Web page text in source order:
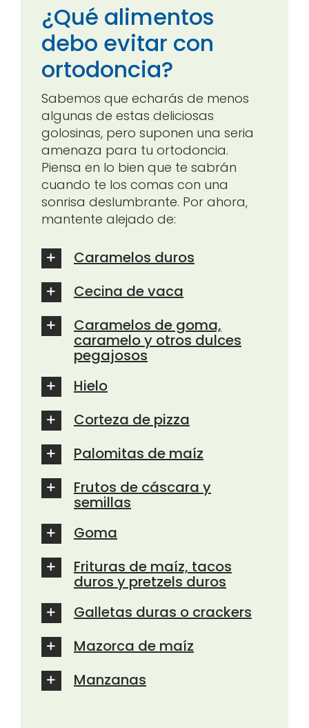
¿Qué alimentos
debo evitar con
ortodoncia?
Sabemos que echarás de menos
algunas de estas deliciosas
golosinas, pero suponen una seria
amenaza para tu ortodoncia.
Piensa en lo bien que te sabrán
cuando te los comas con una
sonrisa deslumbrante. Por ahora,
mantente alejado de:
Caramelos duros
Cecina de vaca
Caramelos de goma,
caramelo y otros dulces
pegajosos
Hielo
Corteza de pizza
Palomitas de maíz
Frutos de cáscara y
semillas
Goma
Frituras de maíz, tacos
duros y pretzels duros
Galletas duras o crackers
Mazorca de maíz
Manzanas